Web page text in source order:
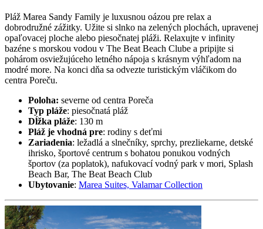
Pláž Marea Sandy Family je luxusnou oázou pre relax a
dobrodružné zážitky. Užite si slnko na zelených plochách, upravenej
opaľovacej ploche alebo piesočnatej pláži. Relaxujte v infinity
bazéne s morskou vodou v The Beat Beach Clube a pripijte si
pohárom osviežujúceho letného nápoja s krásnym výhľadom na
modré more. Na konci dňa sa odvezte turistickým vláčikom do
centra Poreču.
Poloha: severne od centra Poreča
Typ pláže: piesočnatá pláž
Dĺžka pláže: 130 m
Pláž je vhodná pre: rodiny s deťmi
Zariadenia: ležadlá a slnečníky, sprchy, prezliekarne, detské
ihrisko, športové centrum s bohatou ponukou vodných
športov (za poplatok), nafukovací vodný park v mori, Splash
Beach Bar, The Beat Beach Club
Ubytovanie: Marea Suites, Valamar Collection